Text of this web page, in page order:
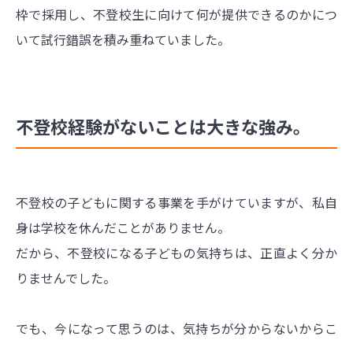
枠で採用し、不登校生に向けて何が提供できるのかにつ
いて試行錯誤を積み重ねていました。
不登校経験がないことは大きな強み。
不登校の子どもに関する事業を手がけていますが、私自
身は学校を休んだことがありません。
だから、不登校になる子どもの気持ちは、正直よく分か
りませんでした。
でも、今になって思うのは、気持ちが分からないからこ